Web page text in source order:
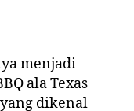
menjadi
ala Texas
dikenal